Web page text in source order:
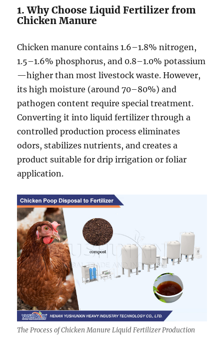
1. Why Choose Liquid Fertilizer from
Chicken Manure
Chicken manure contains 1.6–1.8% nitrogen,
1.5–1.6% phosphorus, and 0.8–1.0% potassium
—higher than most livestock waste. However,
its high moisture (around 70–80%) and
pathogen content require special treatment.
Converting it into liquid fertilizer through a
controlled production process eliminates
odors, stabilizes nutrients, and creates a
product suitable for drip irrigation or foliar
application.
The Process of Chicken Manure Liquid Fertilizer Production